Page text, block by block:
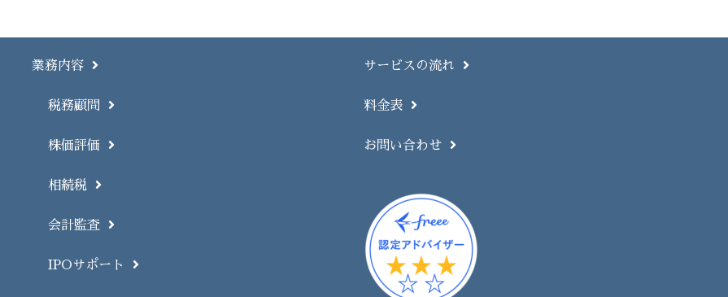
業務内容
税務顧問
株価評価
相続税
会計監査
IPOサポート
サービスの流れ
料金表
お問い合わせ